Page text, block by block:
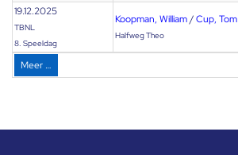
19.12.2025
TBNL
8. Speeldag
Koopman, William/Cup, Tom
Halfweg Theo
Meer …